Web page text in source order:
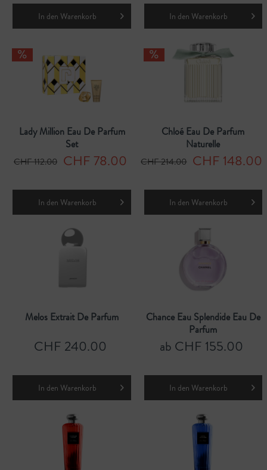
In den Warenkorb In den Warenkorb
Lady Million Eau De Parfum
Set
CHF 112.00 CHF 78.00
In den Warenkorb
Chloé Eau De Parfum
Naturelle
CHF 214.00 CHF 148.00
In den Warenkorb
Melos Extrait De Parfum
CHF 240.00
In den Warenkorb
Chance Eau Splendide Eau De
Parfum
ab CHF 155.00
In den Warenkorb